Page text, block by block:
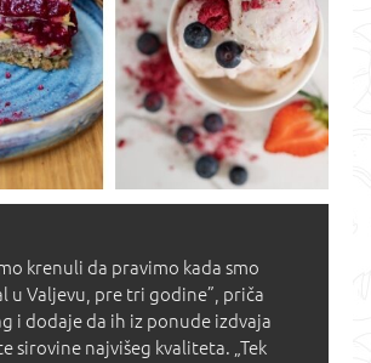
krenuli da pravimo kada smo
u Valjevu, pre tri godine”, priča
i dodaje da ih iz ponude izdvaja
sirovine najvišeg kvaliteta. „Tek